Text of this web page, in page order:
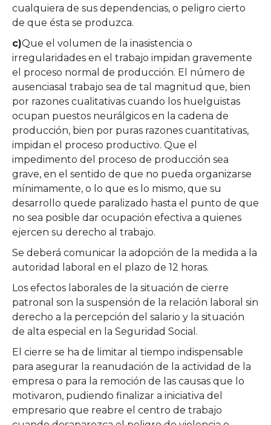
cualquiera de sus dependencias, o peligro cierto
de que ésta se produzca.
c)Que el volumen de la inasistencia o
irregularidades en el trabajo impidan gravemente
el proceso normal de producción. El número de
ausenciasal trabajo sea de tal magnitud que, bien
por razones cualitativas cuando los huelguistas
ocupan puestos neurálgicos en la cadena de
producción, bien por puras razones cuantitativas,
impidan el proceso productivo. Que el
impedimento del proceso de producción sea
grave, en el sentido de que no pueda organizarse
mínimamente, o lo que es lo mismo, que su
desarrollo quede paralizado hasta el punto de que
no sea posible dar ocupación efectiva a quienes
ejercen su derecho al trabajo.
Se deberá comunicar la adopción de la medida a la
autoridad laboral en el plazo de 12 horas.
Los efectos laborales de la situación de cierre
patronal son la suspensión de la relación laboral sin
derecho a la percepción del salario y la situación
de alta especial en la Seguridad Social.
El cierre se ha de limitar al tiempo indispensable
para asegurar la reanudación de la actividad de la
empresa o para la remoción de las causas que lo
motivaron, pudiendo finalizar a iniciativa del
empresario que reabre el centro de trabajo